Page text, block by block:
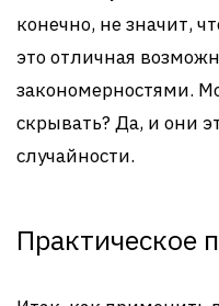
конечно, не значит,
это отличная
закономерностями.
скрывать? Да, и они
случайности.
Практическое